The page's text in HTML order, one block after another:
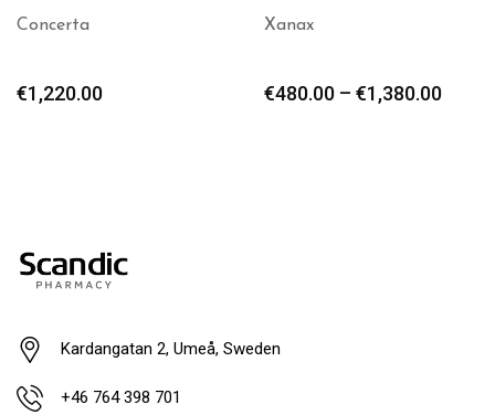
Concerta
€1,220.00
Xanax
€480.00 – €1,380.00
Kardangatan 2, Umeå, Sweden
+46 764 398 701